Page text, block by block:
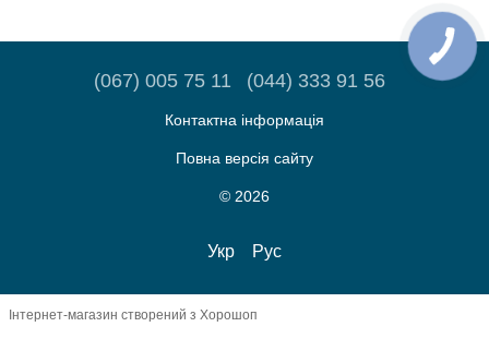
(067) 005 75 11 (044) 333 91 56
Контактна інформація
Повна версія сайту
© 2026
Укр Рус
Інтернет-магазин створений з Хорошоп